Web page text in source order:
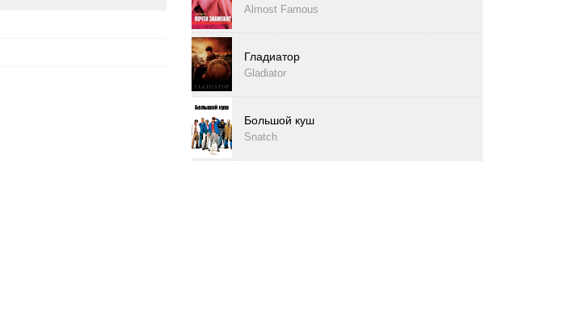
Almost Famous
Гладиатор
Gladiator
Большой куш
Snatch